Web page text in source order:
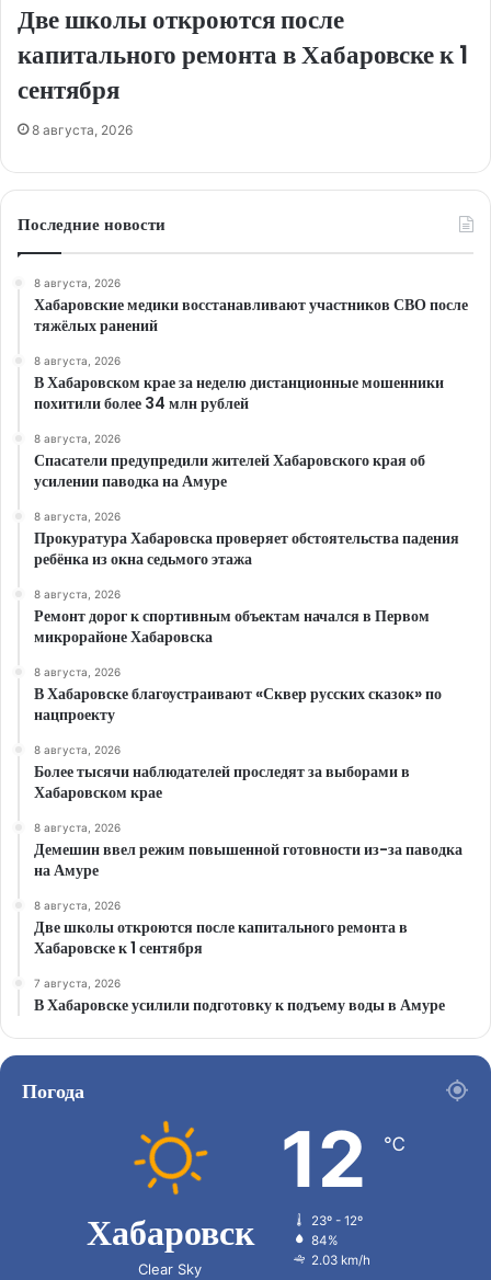
Две школы откроются после
капитального ремонта в Хабаровске к 1
сентября
8 августа, 2026
Последние новости
8 августа, 2026
Хабаровские медики восстанавливают участников СВО после
тяжёлых ранений
8 августа, 2026
В Хабаровском крае за неделю дистанционные мошенники
похитили более 34 млн рублей
8 августа, 2026
Спасатели предупредили жителей Хабаровского края об
усилении паводка на Амуре
8 августа, 2026
Прокуратура Хабаровска проверяет обстоятельства падения
ребёнка из окна седьмого этажа
8 августа, 2026
Ремонт дорог к спортивным объектам начался в Первом
микрорайоне Хабаровска
8 августа, 2026
В Хабаровске благоустраивают «Сквер русских сказок» по
нацпроекту
8 августа, 2026
Более тысячи наблюдателей проследят за выборами в
Хабаровском крае
8 августа, 2026
Демешин ввел режим повышенной готовности из-за паводка
на Амуре
8 августа, 2026
Две школы откроются после капитального ремонта в
Хабаровске к 1 сентября
7 августа, 2026
В Хабаровске усилили подготовку к подъему воды в Амуре
Погода
Хабаровск
Clear Sky
12 ℃
23º - 12º
84%
2.03 km/h